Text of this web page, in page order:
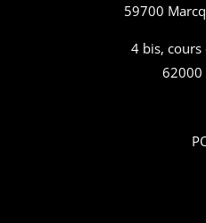
59700
4 bis, cours
62000